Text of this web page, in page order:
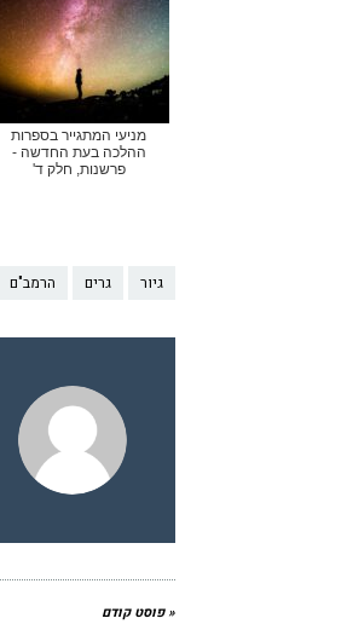
מניעי המתגייר בספרות
ההלכה בעת החדשה -
פרשנות, חלק ד'
גיור גרים הרמב"ם
« פוסט קודם